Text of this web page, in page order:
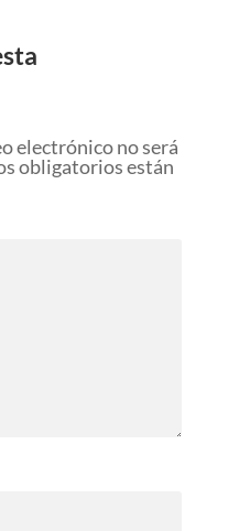
electrónico no será
obligatorios están